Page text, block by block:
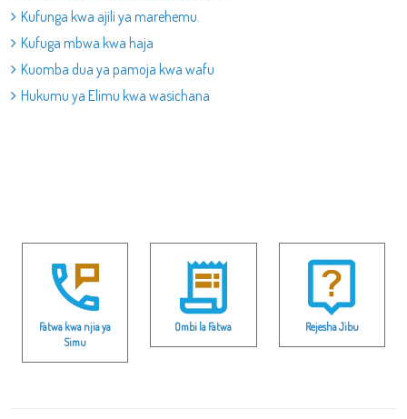
Kufunga kwa ajili ya marehemu.
Kufuga mbwa kwa haja
Kuomba dua ya pamoja kwa wafu
Hukumu ya Elimu kwa wasichana
Fatwa kwa njia ya
Simu
Ombi la Fatwa Rejesha Jibu